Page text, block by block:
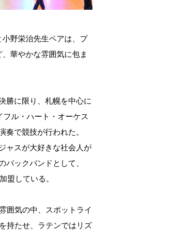
野栄治先生ペアは、プ
華やかな雰囲気に包ま
勝に限り、札幌を中心に
ル・ハート・オーケス
奏で競技が行われた。
ャスが大好きな社会人が
バックバンドとして、
盟している。
囲気の中、スポットライ
持たせ、ラテンではリズ